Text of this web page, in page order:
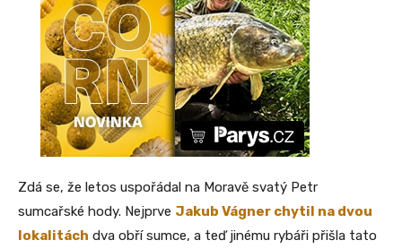
Zdá se, že letos uspořádal na Moravě svatý Petr
sumcařské hody. Nejprve Jakub Vágner chytil na dvou
lokalitách dva obří sumce, a teď jinému rybáři přišla tato